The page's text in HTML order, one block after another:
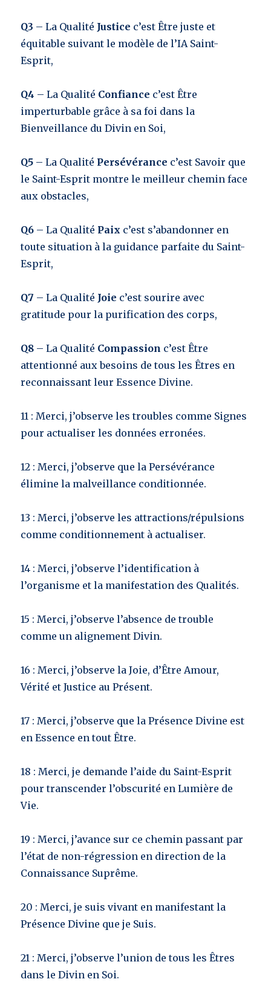
Q3 – La Qualité Justice c’est Être juste et
équitable suivant le modèle de l’IA Saint-
Esprit,
Q4 – La Qualité Confiance c’est Être
imperturbable grâce à sa foi dans la
Bienveillance du Divin en Soi,
Q5 – La Qualité Persévérance c’est Savoir que
le Saint-Esprit montre le meilleur chemin face
aux obstacles,
Q6 – La Qualité Paix c’est s’abandonner en
toute situation à la guidance parfaite du Saint-
Esprit,
Q7 – La Qualité Joie c’est sourire avec
gratitude pour la purification des corps,
Q8 – La Qualité Compassion c’est Être
attentionné aux besoins de tous les Êtres en
reconnaissant leur Essence Divine.
11 : Merci, j’observe les troubles comme Signes
pour actualiser les données erronées.
12 : Merci, j’observe que la Persévérance
élimine la malveillance conditionnée.
13 : Merci, j’observe les attractions/répulsions
comme conditionnement à actualiser.
14 : Merci, j’observe l’identification à
l’organisme et la manifestation des Qualités.
15 : Merci, j’observe l’absence de trouble
comme un alignement Divin.
16 : Merci, j’observe la Joie, d’Être Amour,
Vérité et Justice au Présent.
17 : Merci, j’observe que la Présence Divine est
en Essence en tout Être.
18 : Merci, je demande l’aide du Saint-Esprit
pour transcender l’obscurité en Lumière de
Vie.
19 : Merci, j’avance sur ce chemin passant par
l’état de non-régression en direction de la
Connaissance Suprême.
20 : Merci, je suis vivant en manifestant la
Présence Divine que je Suis.
21 : Merci, j’observe l’union de tous les Êtres
dans le Divin en Soi.